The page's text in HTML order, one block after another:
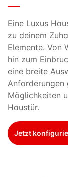
Eine Luxus
zu deinem
Elemente. Von
hin zum
eine breite
Anforderungen
Möglichkeiten
Haustür.
Jetzt